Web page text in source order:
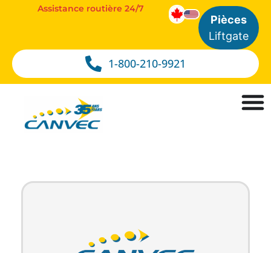
1-800-210-9921
Assistance routière 24/7
Pièces
Liftgate